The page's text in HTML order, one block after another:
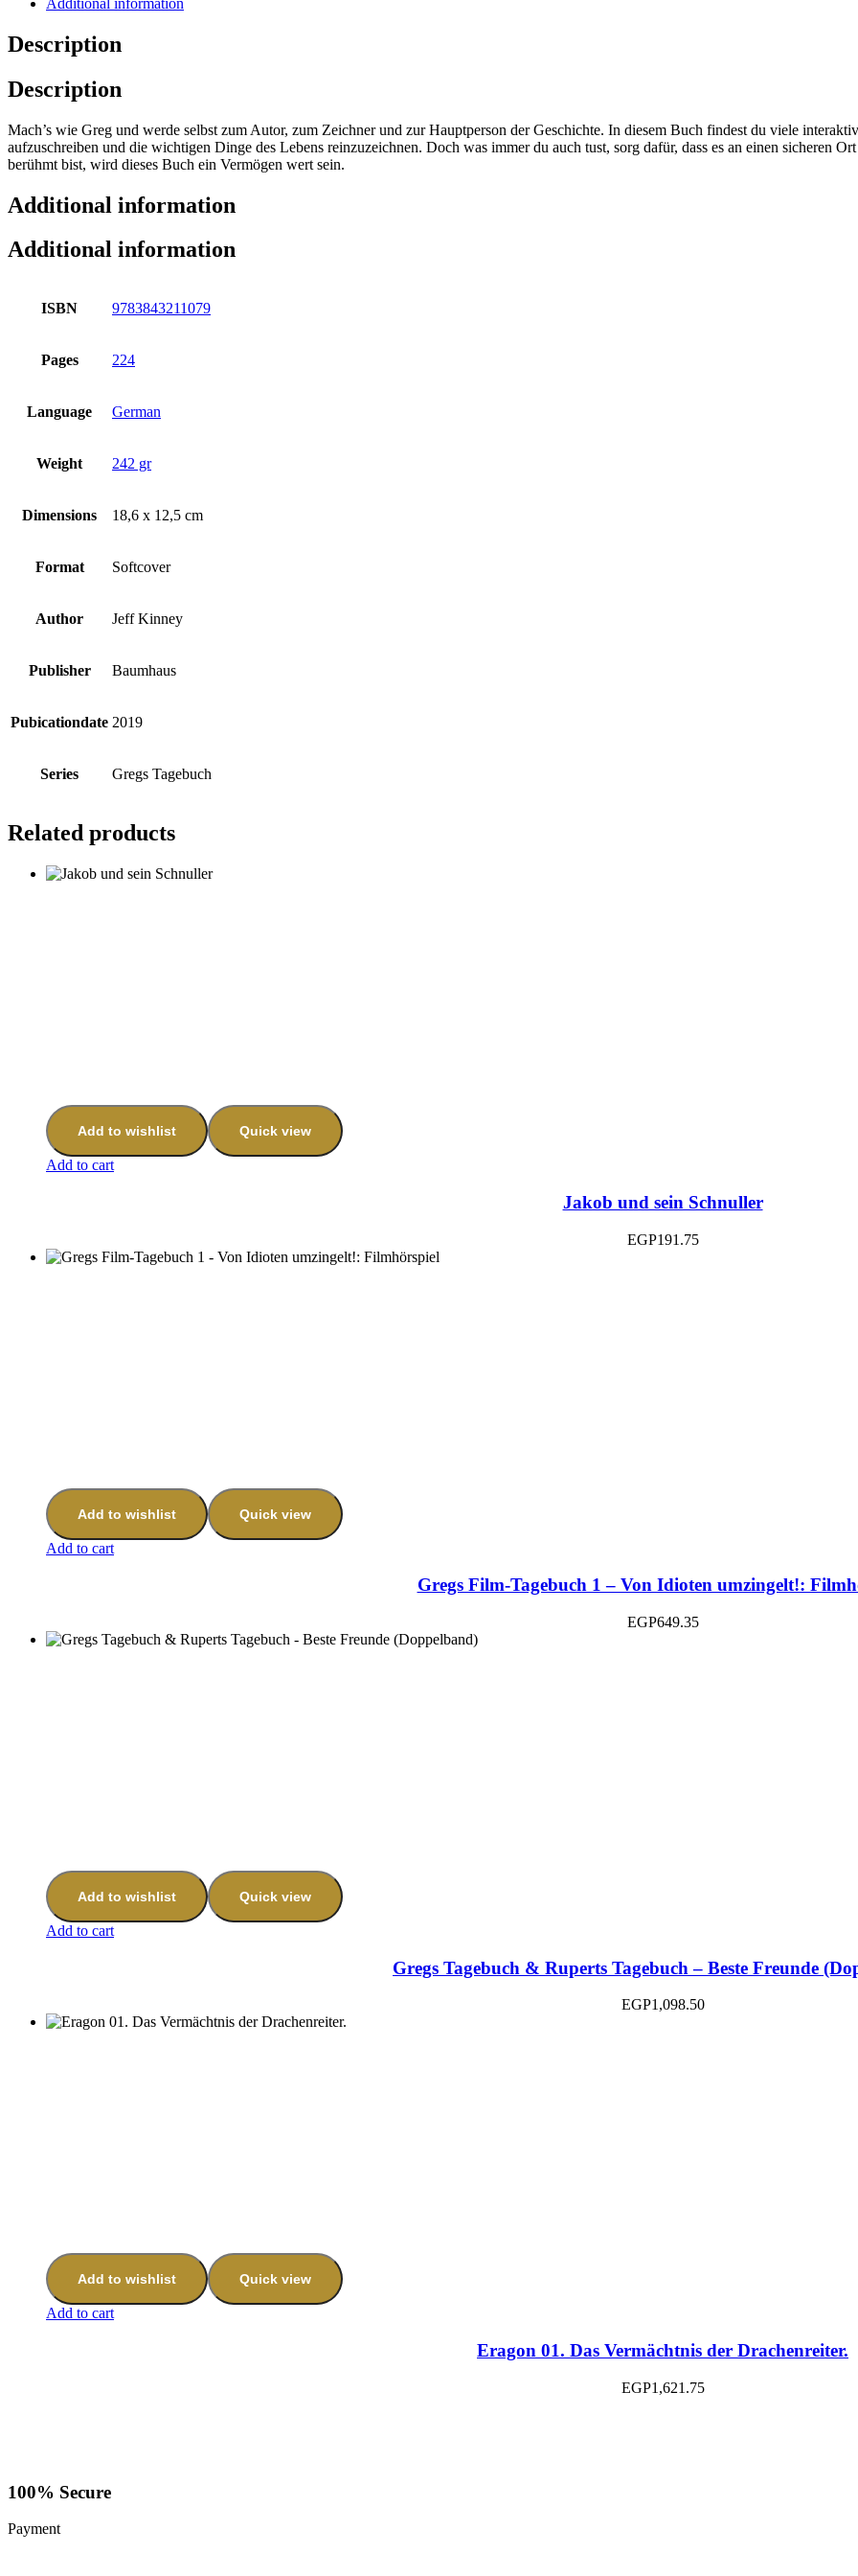
Description
Description
Mach’s wie Greg und werde selbst zum Autor, zum Zeichner und zur Hauptperson der Geschichte. In diesem Buch findest du viele
aufzuschreiben und die wichtigen Dinge des Lebens reinzuzeichnen. Doch was immer du auch tust, sorg dafür, dass es an einen sicheren
berühmt bist, wird dieses Buch ein Vermögen wert sein.
Additional information
Additional information
ISBN 9783843211079
Pages 224
Language German
Weight 242 gr
Dimensions 18,6 x 12,5 cm
Format Softcover
Author Jeff Kinney
Publisher Baumhaus
Pubicationdate 2019
Series Gregs Tagebuch
Related products
Add to wishlist Quick view
Add to cart
Jakob und sein Schnuller
EGP191.75
Add to wishlist Quick view
Add to cart
Gregs Film-Tagebuch 1 – Von Idioten umzingelt!:
EGP649.35
Add to wishlist Quick view
Add to cart
Gregs Tagebuch & Ruperts Tagebuch – Beste Freunde
EGP1,098.50
Add to wishlist Quick view
Add to cart
Eragon 01. Das Vermächtnis der Drachenreiter.
EGP1,621.75
100% Secure
Payment